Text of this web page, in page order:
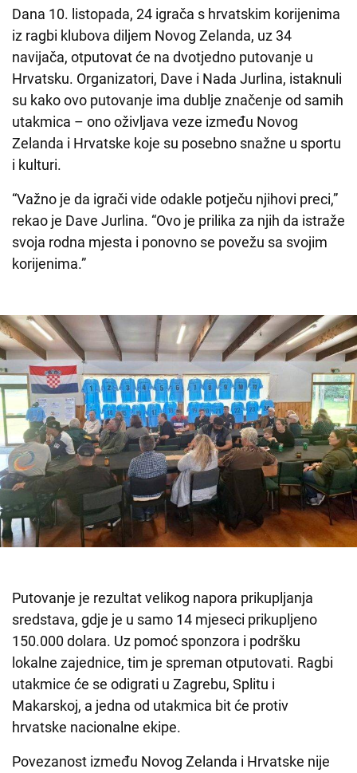
Dana 10. listopada, 24 igrača s hrvatskim korijenima
iz ragbi klubova diljem Novog Zelanda, uz 34
navijača, otputovat će na dvotjedno putovanje u
Hrvatsku. Organizatori, Dave i Nada Jurlina, istaknuli
su kako ovo putovanje ima dublje značenje od samih
utakmica – ono oživljava veze između Novog
Zelanda i Hrvatske koje su posebno snažne u sportu
i kulturi.
“Važno je da igrači vide odakle potječu njihovi preci,”
rekao je Dave Jurlina. “Ovo je prilika za njih da istraže
svoja rodna mjesta i ponovno se povežu sa svojim
korijenima.”
Putovanje je rezultat velikog napora prikupljanja
sredstava, gdje je u samo 14 mjeseci prikupljeno
150.000 dolara. Uz pomoć sponzora i podršku
lokalne zajednice, tim je spreman otputovati. Ragbi
utakmice će se odigrati u Zagrebu, Splitu i
Makarskoj, a jedna od utakmica bit će protiv
hrvatske nacionalne ekipe.
Povezanost između Novog Zelanda i Hrvatske nije